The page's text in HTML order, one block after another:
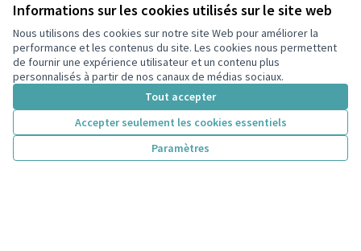
Informations sur les cookies utilisés sur le site web
Nous utilisons des cookies sur notre site Web pour améliorer la
performance et les contenus du site. Les cookies nous permettent
de fournir une expérience utilisateur et un contenu plus
personnalisés à partir de nos canaux de médias sociaux.
Tout accepter
Accepter seulement les cookies essentiels
Paramètres
Projet No 3 : Installer des cendriers pour
inciter les fumeurs à ne pas mettre les
mégots par terre
Par l’installation de cendriers de vote devant les
bâtiments publics, et/ou les grands espaces
commerciaux, cela inciterait des fumeurs à...
Biodiversité - Cadre de vie
1 €